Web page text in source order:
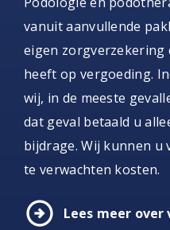
vanuit aanvullende
eigen
heeft op vergoeding.
wij, in de meeste
dat geval betaald u
bijdrage. Wij kunnen
te verwachten kosten.
arrow_circle_right Lees meer